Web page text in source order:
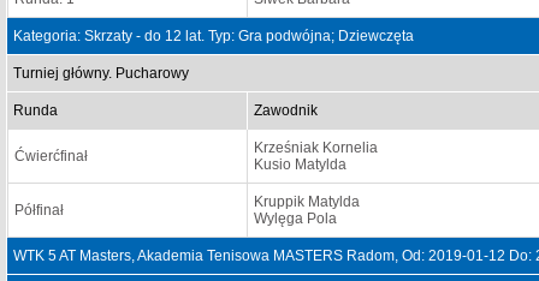
Kategoria: Skrzaty - do 12 lat. Typ: Gra podwójna; Dziewczęta
Turniej główny. Pucharowy
Runda Zawodnik
Ćwierćfinał
Krześniak Kornelia
Kusio Matylda
Półfinał
Kruppik Matylda
Wylęga Pola
WTK 5 AT Masters, Akademia Tenisowa MASTERS Radom, Od: 2019-01-12 Do: